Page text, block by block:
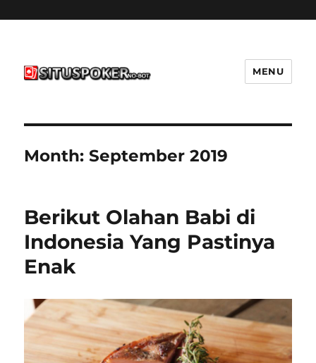
MENU
Month:September 2019
Berikut Olahan Babi di
Indonesia Yang Pastinya
Enak